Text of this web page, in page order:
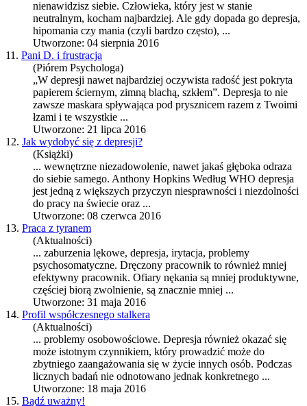
nienawidzisz siebie. Człowieka, który jest w stanie
neutralnym, kocham najbardziej. Ale gdy dopada go depresja,
hipomania czy mania (czyli bardzo często), ...
Utworzone: 04 sierpnia 2016
11. Pani D. i frustracja
(Piórem Psychologa)
„W depresji nawet najbardziej oczywista radość jest pokryta
papierem ściernym, zimną blachą, szkłem”. Depresja to nie
zawsze maskara spływająca pod prysznicem razem z Twoimi
łzami i te wszystkie ...
Utworzone: 21 lipca 2016
12. Jak wydobyć się z depresji?
(Książki)
... wewnętrzne niezadowolenie, nawet jakaś głęboka odraza
do siebie samego. Anthony Hopkins Według WHO depresja
jest jedną z większych przyczyn niesprawności i niezdolności
do pracy na świecie oraz ...
Utworzone: 08 czerwca 2016
13. Praca z tyranem
(Aktualności)
... zaburzenia lękowe, depresja, irytacja, problemy
psychosomatyczne. Dręczony pracownik to również mniej
efektywny pracownik. Ofiary nękania są mniej produktywne,
częściej biorą zwolnienie, są znacznie mniej ...
Utworzone: 31 maja 2016
14. Profil współczesnego stalkera
(Aktualności)
... problemy osobowościowe. Depresja również okazać się
może istotnym czynnikiem, który prowadzić może do
zbytniego zaangażowania się w życie innych osób. Podczas
licznych badań nie odnotowano jednak konkretnego ...
Utworzone: 18 maja 2016
15. Bądź uważny!